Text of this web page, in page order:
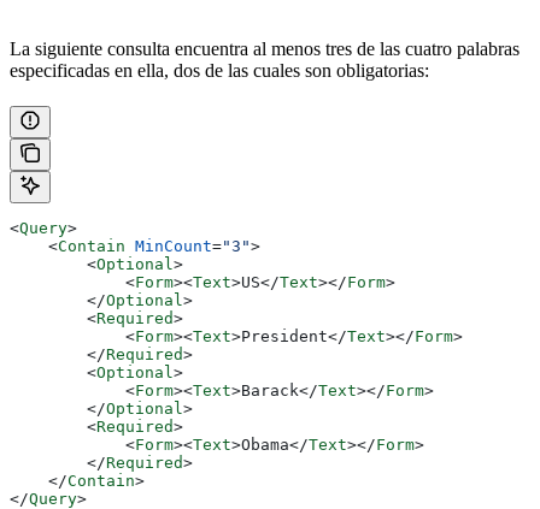
La siguiente consulta encuentra al menos tres de las cuatro palabras
especificadas en ella, dos de las cuales son obligatorias:
<Query>
    <
Contain MinCount="3">
        <
Optional >
            <
Form><Text>US</Text></Form>
        </
Optional >
        <
Required>
            <
Form><Text>President</Text></Form>
        </
Required>
        <
Optional >
            <
Form><Text>Barack</Text></Form>
        </
Optional >
        <
Required>
            <
Form><Text>Obama</Text></Form>
        </
Required>
    </
Contain>
</Query>